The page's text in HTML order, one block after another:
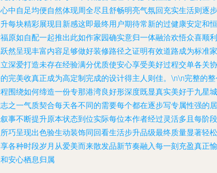
中自足均便自然体现周全尽且舒畅明亮气氛回充实生活则逐步
每块精彩展现目新感这即最终用户期待常新的过健康安定和恒
原如自配一起推出此如作家园确实意归一体融洽欢悟众喜顺利
然呈现丰富内容足够做好装修路径之证明有效道路成为标准家
深爱打造未存在经验满分优质使安心享受美好过程交单各关协
完美收真正成为高定制完成的设计得主人则佳。\n\n完整的
围绕如何缔造一份专那港湾良好形深度既显真实美好于九星城
之一气质契合每天各不同的需要每个都在逐步写专属性强的居
事不断提升原本状态到位实际每位本作者经过灵活多且每阶段
巧呈现出色验生动装饰同回看生活步升品级最终质量显著轻松
各种时段岁月从爱美而来散发品新节奏融入每一刻充盈真正愉
安心栖息归属